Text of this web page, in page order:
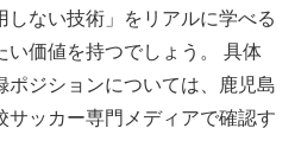
しない技術」をリアルに学べる
い価値を持つでしょう。 具体
ポジションについては、鹿児島
サッカー専門メディアで確認す